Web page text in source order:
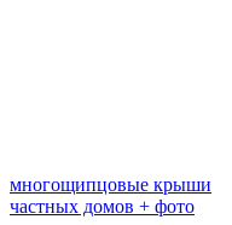
многощипцовые крыши
частных домов + фото